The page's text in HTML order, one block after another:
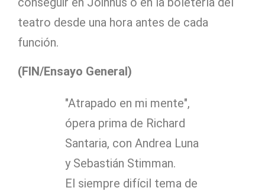
teatro desde una hora antes de cada
función.
(FIN/Ensayo General)
"Atrapado en mi mente",
ópera prima de Richard
Santaria, con Andrea Luna
y Sebastián Stimman.
El siempre difícil tema de